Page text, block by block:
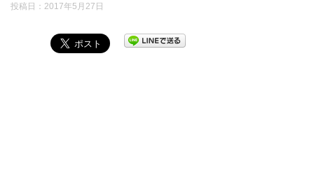
投稿日： 2017年5月27日